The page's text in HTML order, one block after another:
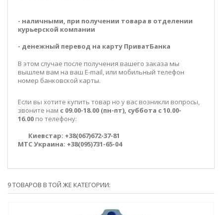
- наличными, при получении товара в отделении
курьерской компании
- денежный перевод на карту ПриватБанка
В этом случае после получения вашего заказа мы
вышлем вам на ваш E-mail, или мобильный телефон
номер банковской карты.
Если вы хотите купить товар но у вас возникли вопросы,
звоните нам с 09.00-18.00 (пн-пт), суббота с 10.00-
16.00 по телефону:
Киевстар: +38(067)672-37-81
МТС Украина: +38(095)731-65-04
9 ТОВАРОВ В ТОЙ ЖЕ КАТЕГОРИИ: